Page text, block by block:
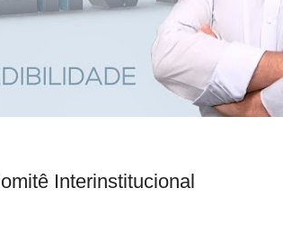
Interinstitucional